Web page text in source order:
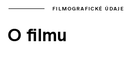
FILMOGRAFICKÉ ÚDAJE
O filmu